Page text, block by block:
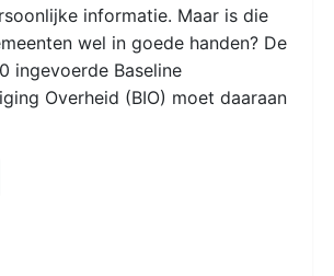
informatie. Maar is die
wel in goede handen? De
ingevoerde Baseline
Overheid (BIO) moet daaraan